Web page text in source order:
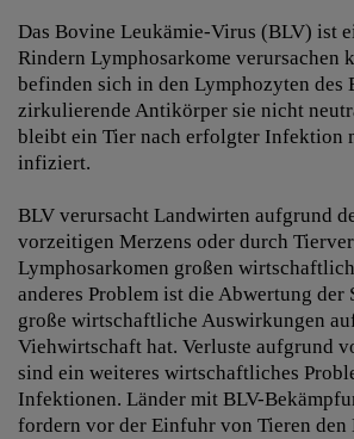
Das Bovine Leukämie-Virus (BLV) ist
Rindern Lymphosarkome verursachen
befinden sich in den Lymphozyten des
zirkulierende Antikörper sie nicht
bleibt ein Tier nach erfolgter Infektion
infiziert.
BLV verursacht Landwirten aufgrund
vorzeitigen Merzens oder durch
Lymphosarkomen großen
anderes Problem ist die Abwertung der
große wirtschaftliche Auswirkungen
Viehwirtschaft hat. Verluste aufgrund
sind ein weiteres wirtschaftliches
Infektionen. Länder mit BLV-
fordern vor der Einfuhr von Tieren den